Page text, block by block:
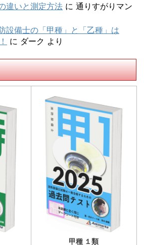
違いと測定方法 に 通りすがりマン
設備士の「甲種」と「乙種」は
に ダーク より
甲種 １類